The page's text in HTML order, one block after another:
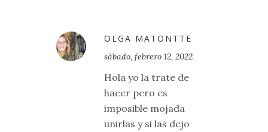
OLGA MATONTTE
sábado, febrero 12, 2022
Hola yo la trate de
hacer pero es
imposible mojada
unirlas y si las dejo